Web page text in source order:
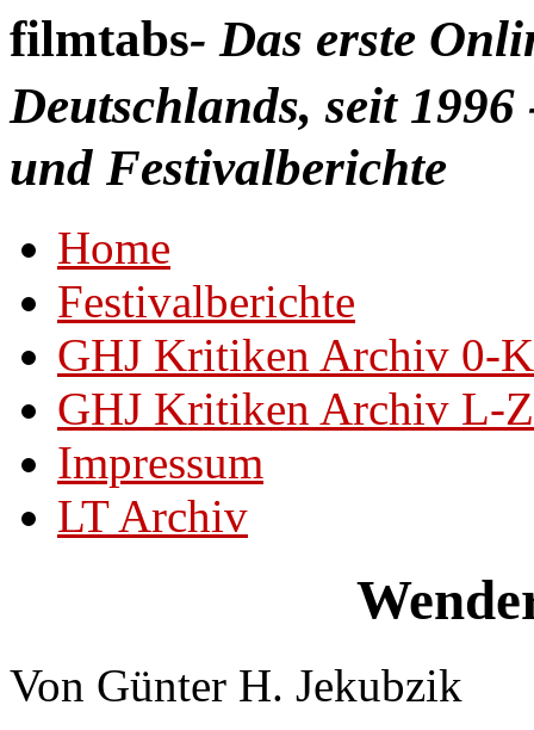
filmtabs- Das erste
Deutschlands, seit
und Festivalberichte
Home
Festivalberichte
GHJ Kritiken Archiv 0-K
GHJ Kritiken Archiv L-Z
Impressum
LT Archiv
Von Günter H. Jekubzik